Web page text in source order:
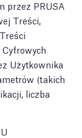
przez PRUSA
Treści,
Użytkownika
(takich
liczba